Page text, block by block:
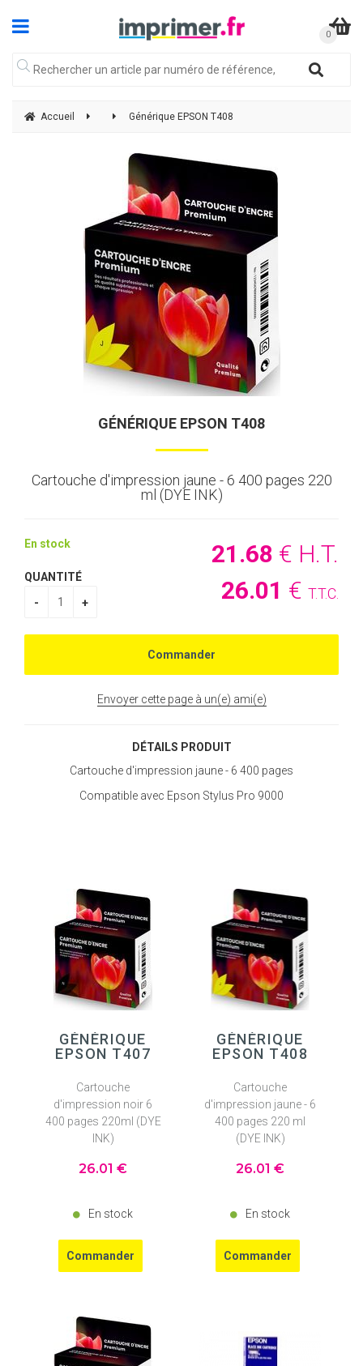
Accueil Générique EPSON T408
GÉNÉRIQUE EPSON T408
Cartouche d'impression jaune - 6 400 pages 220
ml (DYE INK)
21 .68 € H.T.
26.01 € T.T.C.
En stock
QUANTITÉ
Envoyer cette page à un(e) ami(e)
DÉTAILS PRODUIT
Cartouche d'impression jaune - 6 400 pages
Compatible avec Epson Stylus Pro 9000
GÉNÉRIQUE
EPSON T407
Cartouche
d'impression noir 6
400 pages 220ml (DYE
INK)
26.01 €
En stock
GÉNÉRIQUE
EPSON T408
Cartouche
d'impression jaune - 6
400 pages 220 ml
(DYE INK)
26.01 €
En stock